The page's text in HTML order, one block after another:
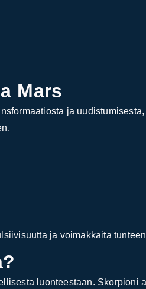
Mars
ja
ja voimakkaita
luonteestaan. Skorpioni